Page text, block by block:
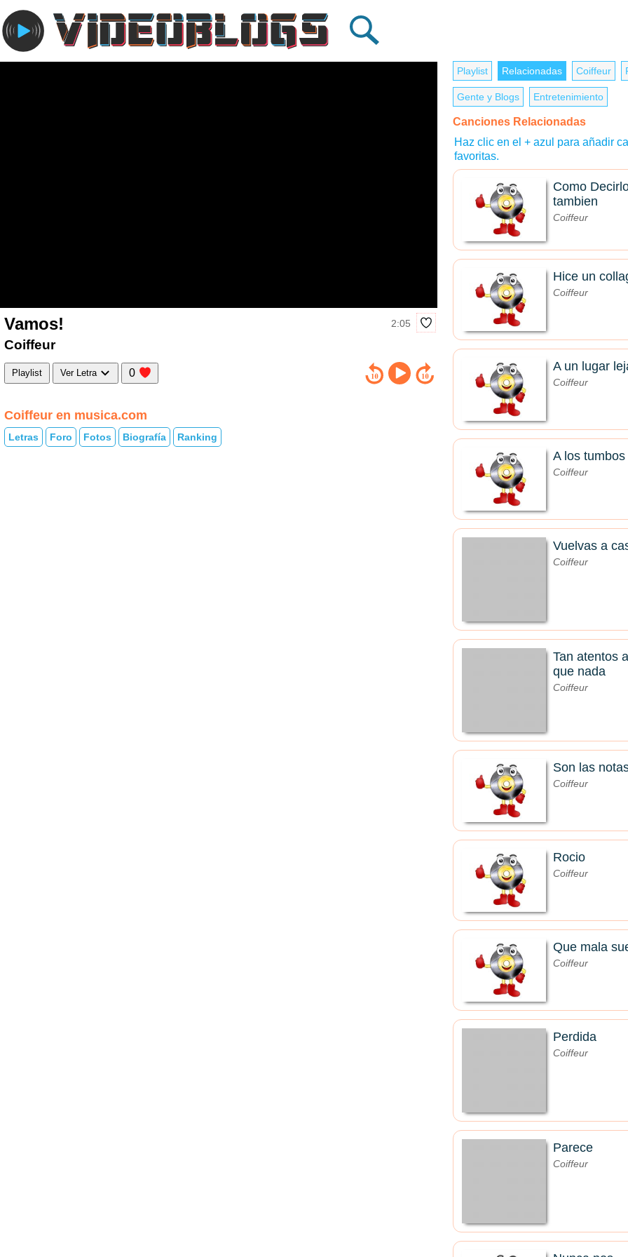
Vamos! 2:05
Coiffeur
Playlist Ver Letra 0
Coiffeur en musica.com
Letras Foro Fotos Biografía Ranking
Playlist Relacionadas Coiffeur
Gente y Blogs Entretenimiento
Canciones Relacionadas
Haz clic en el + azul para añadir
favoritas.
Como
tambien
Coiffeur
Hice un
Coiffeur
A un lugar
Coiffeur
A los tumbos
Coiffeur
Vuelvas a
Coiffeur
Tan atentos a
que nada
Coiffeur
Son las
Coiffeur
Rocio
Coiffeur
Que mala
Coiffeur
Perdida
Coiffeur
Parece
Coiffeur